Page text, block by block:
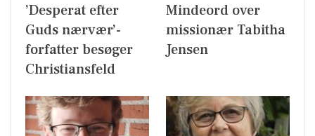
’Desperat efter
Guds nærvær’-
forfatter besøger
Christiansfeld
Mindeord over
missionær Tabitha
Jensen